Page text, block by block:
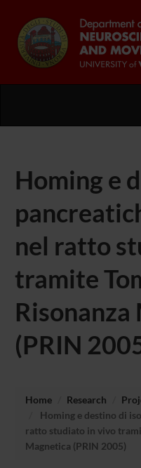
Homing e
nel ratto
tramite
(PRIN
Home Research
Homing e destino di
ratto studiato in vivo
Magnetica (PRIN 2005)